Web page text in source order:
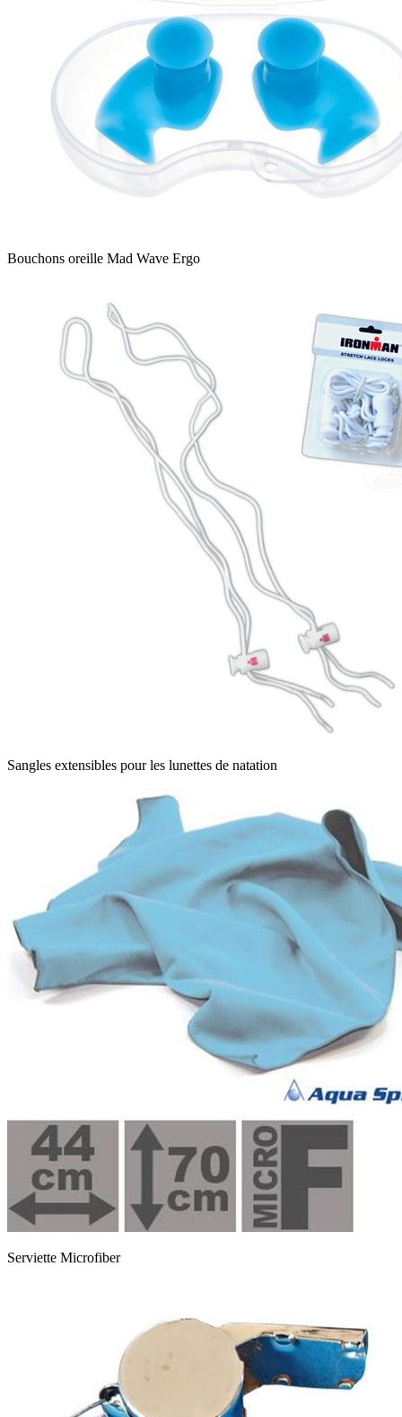
Bouchons oreille Mad Wave Ergo
Sangles extensibles pour les lunettes de natation
Serviette Microfiber